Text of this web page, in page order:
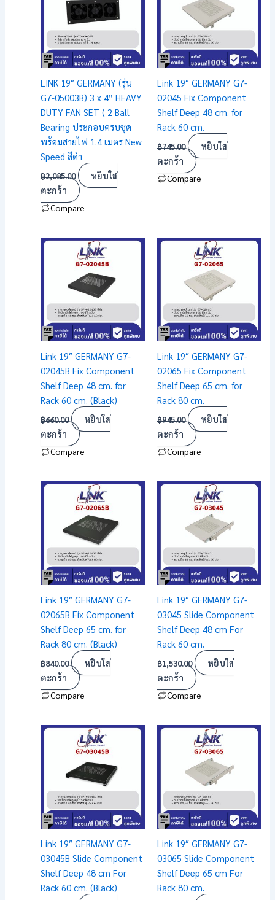
LINK 19″ GERMANY (รุ่น
G7-05003B) 3 x 4” HEAVY
DUTY FAN SET ( 2 Ball
Bearing ประกอบครบชุด
พร้อมสายไฟ 1.4 เมตร New
Speed สีดำ
฿2,085.00
หยิบใส่
ตะกร้า
Compare
Link 19″ GERMANY G7-
02045 Fix Component
Shelf Deep 48 cm. for
Rack 60 cm.
฿745.00
หยิบใส่
ตะกร้า
Compare
Link 19″ GERMANY G7-
02045B Fix Component
Shelf Deep 48 cm. for
Rack 60 cm. (Black)
฿660.00
หยิบใส่
ตะกร้า
Compare
Link 19″ GERMANY G7-
02065 Fix Component
Shelf Deep 65 cm. for
Rack 80 cm.
฿945.00
หยิบใส่
ตะกร้า
Compare
Link 19″ GERMANY G7-
02065B Fix Component
Shelf Deep 65 cm. for
Rack 80 cm. (Black)
฿840.00
หยิบใส่
ตะกร้า
Compare
Link 19″ GERMANY G7-
03045 Slide Component
Shelf Deep 48 cm For
Rack 60 cm.
฿1,530.00
หยิบใส่
ตะกร้า
Compare
Link 19″ GERMANY G7-
03045B Slide Component
Shelf Deep 48 cm For
Rack 60 cm. (Black)
Link 19″ GERMANY G7-
03065 Slide Component
Shelf Deep 65 cm For
Rack 80 cm.